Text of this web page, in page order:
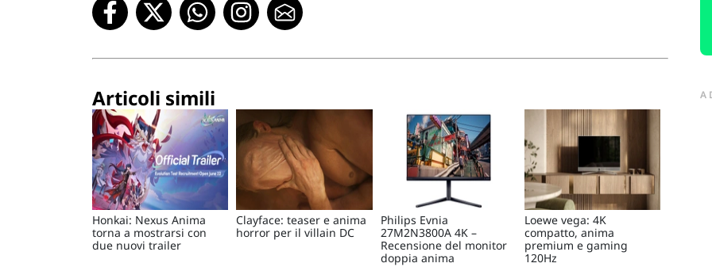
Articoli simili
Honkai: Nexus Anima
torna a mostrarsi con
due nuovi trailer
Clayface: teaser e anima
horror per il villain DC
Philips Evnia
27M2N3800A 4K –
Recensione del monitor
doppia anima
Loewe vega: 4K
compatto, anima
premium e gaming
120Hz